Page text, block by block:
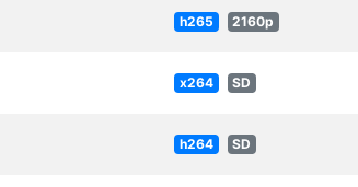
h265 2160p
x264 SD
h264 SD